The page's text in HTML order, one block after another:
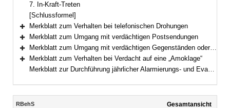
7. In-Kraft-Treten
[Schlussformel]
Bereich erweitern
Merkblatt zum Verhalten bei telefonischen Drohungen
Bereich erweitern
Merkblatt zum Umgang mit verdächtigen Postsendungen
Bereich erweitern
Merkblatt zum Umgang mit verdächtigen Gegenständen oder Gefahrstoffen
Bereich erweitern
Merkblatt zum Verhalten bei Verdacht auf eine „Amoklage“
Merkblatt zur Durchführung jährlicher Alarmierungs- und Evakuierungsübungen
Inhalt
RBehS
Gesamtansicht